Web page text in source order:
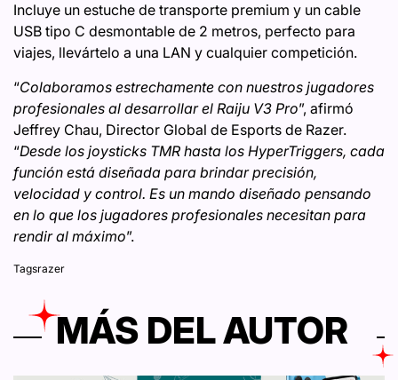
Incluye un estuche de transporte premium y un cable
USB tipo C desmontable de 2 metros, perfecto para
viajes, llevártelo a una LAN y cualquier competición.
“Colaboramos estrechamente con nuestros jugadores
profesionales al desarrollar el Raiju V3 Pro”, afirmó
Jeffrey Chau, Director Global de Esports de Razer.
“Desde los joysticks TMR hasta los HyperTriggers, cada
función está diseñada para brindar precisión,
velocidad y control. Es un mando diseñado pensando
en lo que los jugadores profesionales necesitan para
rendir al máximo”.
Tagsrazer
MÁS DEL AUTOR